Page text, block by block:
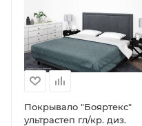
Покрывало "Бояртекс"
ультрастеп гл/кр. диз.